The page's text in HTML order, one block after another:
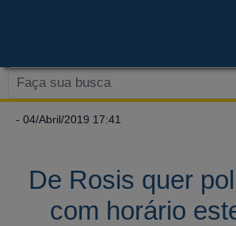
- 04/Abril/2019 17:41
De Rosis quer
com horário